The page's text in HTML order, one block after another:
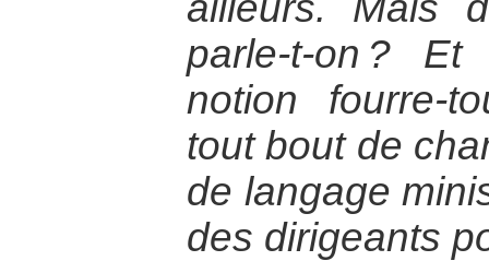
parle-t-on ?
notion fourre-
tout bout de
de langage
des dirigeants